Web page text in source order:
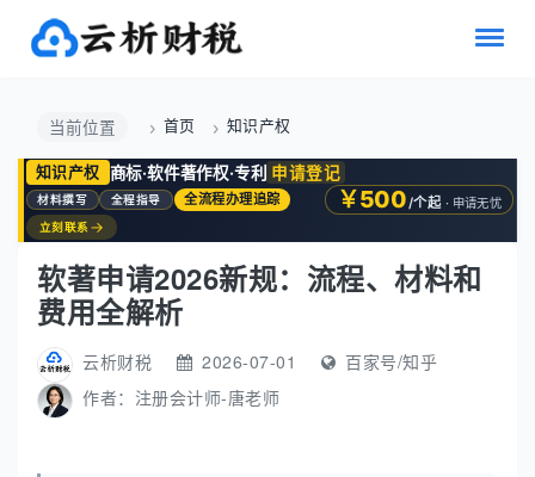
当前位置 首页 知识产权
知识产权 商标·软件著作权·专利 申请登记
材料撰写 全程指导 全流程办理追踪 ￥500/个起 · 申请无忧
立刻联系 →
软著申请2026新规：流程、材料和
费用全解析
云析财税 2026-07-01
百家号/知乎
作者： 注册会计师-唐老师